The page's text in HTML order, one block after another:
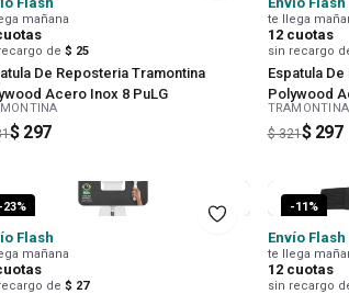
mañana
de $ 25
De Reposteria Tramontina
Acero Inox 8 PuLG
$ 297
te llega
12cuotas
sin recargo
Espatula
Polywood
TRAMONTINA
$ 321$ 297
-23%
Flash
mañana
de $ 27
-11%
Envío Flash
te llega
12cuotas
sin recargo